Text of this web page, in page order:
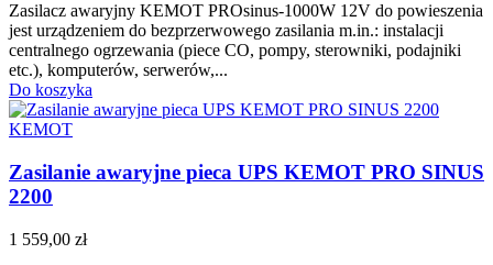
Zasilacz awaryjny KEMOT PROsinus-1000W 12V do powieszenia
jest urządzeniem do bezprzerwowego zasilania m.in.: instalacji
centralnego ogrzewania (piece CO, pompy, sterowniki, podajniki
etc.), komputerów, serwerów,...
Do koszyka
KEMOT
Zasilanie awaryjne pieca UPS KEMOT PRO SINUS
2200
1 559,00 zł